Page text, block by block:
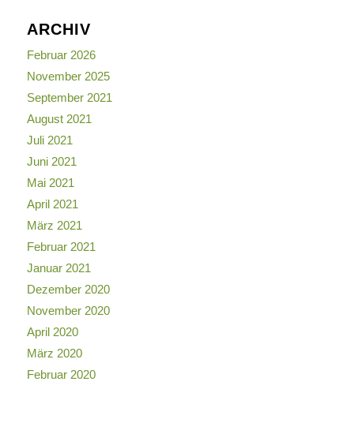
ARCHIV
Februar 2026
November 2025
September 2021
August 2021
Juli 2021
Juni 2021
Mai 2021
April 2021
März 2021
Februar 2021
Januar 2021
Dezember 2020
November 2020
April 2020
März 2020
Februar 2020